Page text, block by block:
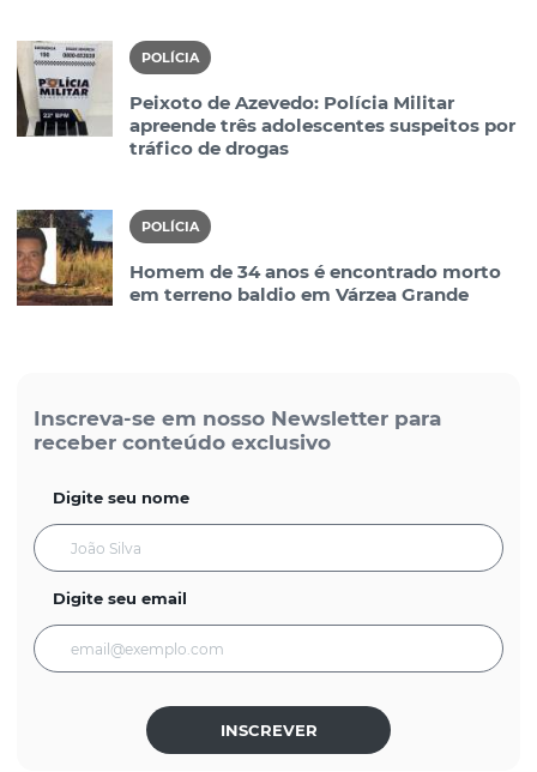
POLÍCIA
Peixoto de Azevedo: Polícia Militar
apreende três adolescentes suspeitos por
tráfico de drogas
POLÍCIA
Homem de 34 anos é encontrado morto
em terreno baldio em Várzea Grande
Inscreva-se em nosso Newsletter para
receber conteúdo exclusivo
Digite seu nome
Digite seu email
INSCREVER